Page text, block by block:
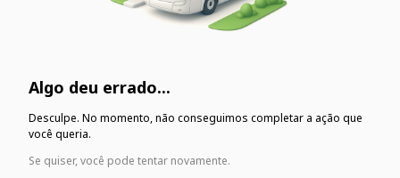
Algo deu errado...
Desculpe. No momento, não conseguimos completar a ação que
você queria.
Se quiser, você pode tentar novamente.